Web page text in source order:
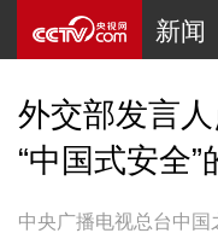
新闻
外交部发言
“中国式安全”
中央广播电视总台中